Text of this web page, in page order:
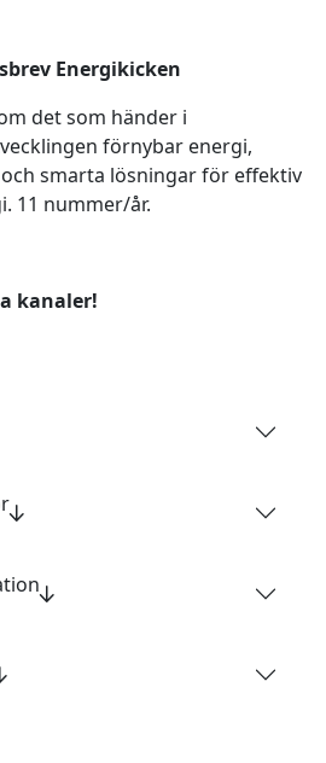
Energikicken
det som händer i
förnybar energi,
smarta lösningar för effektiv
11 nummer/år.
kanaler!